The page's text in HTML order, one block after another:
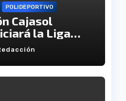
POLIDEPORTIVO
Cajasol
la Liga
Cacereño